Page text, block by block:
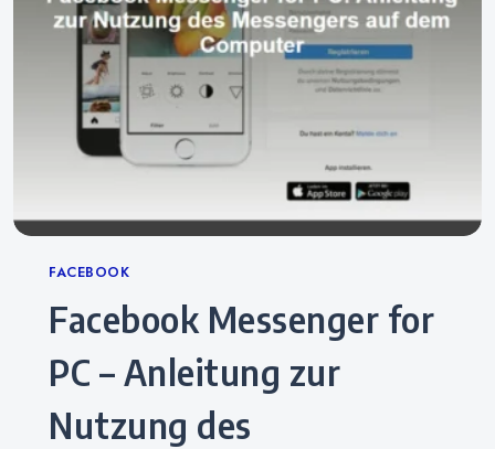
Categories
FACEBOOK
Facebook Messenger for
PC – Anleitung zur
Nutzung des